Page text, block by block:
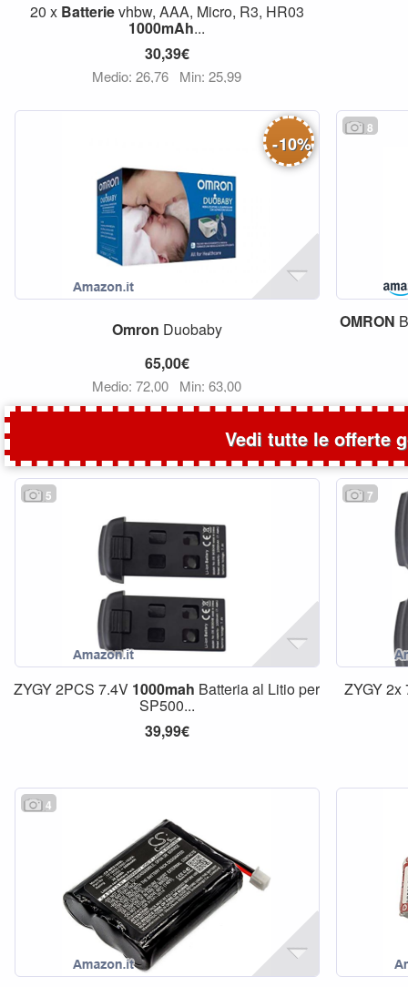
20 x Batterievhbw, AAA, Micro, R3, HR03
1000mAh...
30,39€
Medio: 26,76 Min: 25,99
-10%
Omron Duobaby
65,00€
Medio: 72,00 Min: 63,00
8
OMRON
Vedi tutte le offerte
5
ZYGY 2PCS 7.4V 1000mah Batteria al Litio per
SP500...
39,99€
7
ZYGY 2x
4